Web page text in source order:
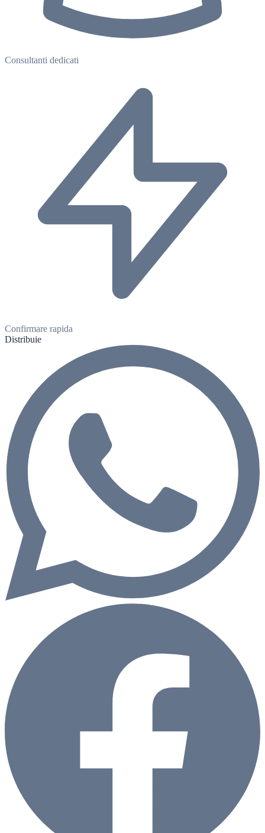
Consultanti dedicati
Confirmare rapida
Distribuie